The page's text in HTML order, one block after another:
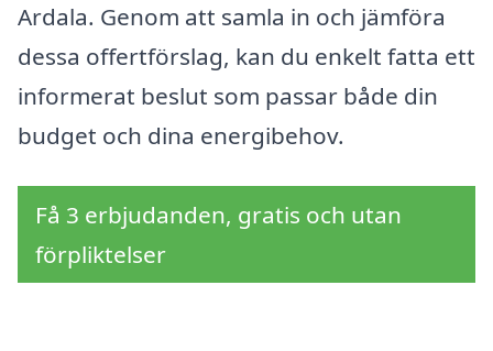
Ardala. Genom att samla in och jämföra
dessa offertförslag, kan du enkelt fatta ett
informerat beslut som passar både din
budget och dina energibehov.
Få 3 erbjudanden, gratis och utan
förpliktelser